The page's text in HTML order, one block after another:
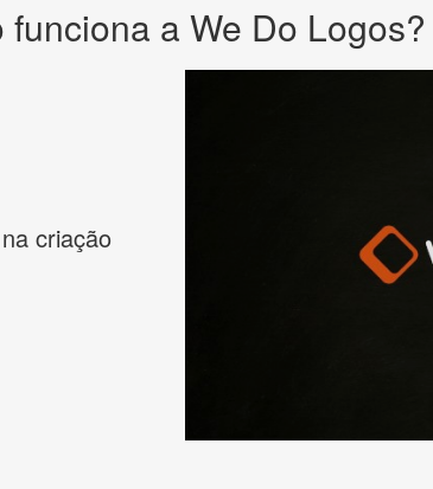
funciona a We Do Logos?
criação